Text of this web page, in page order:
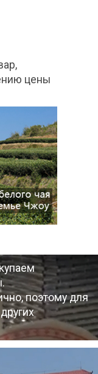
цены
плантации
покупаем
поэтому для